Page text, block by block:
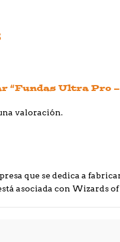
“Fundas Ultra Pro –
valoración.
que se dedica a
asociada con